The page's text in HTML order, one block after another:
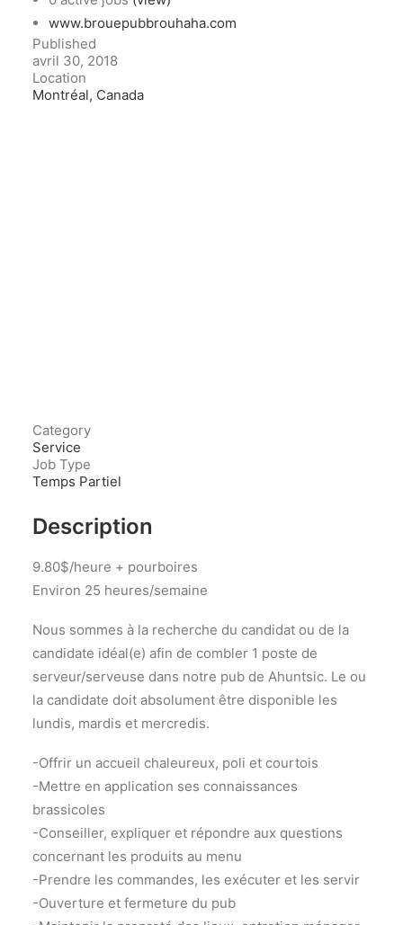
www.brouepubbrouhaha.com
Published
avril 30, 2018
Location
Montréal, Canada
Category
Service
Job Type
Temps Partiel
Description
9.80$/heure + pourboires
Environ 25 heures/semaine
Nous sommes à la recherche du candidat ou de la
candidate idéal(e) afin de combler 1 poste de
serveur/serveuse dans notre pub de Ahuntsic. Le ou
la candidate doit absolument être disponible les
lundis, mardis et mercredis.
-Offrir un accueil chaleureux, poli et courtois
-Mettre en application ses connaissances
brassicoles
-Conseiller, expliquer et répondre aux questions
concernant les produits au menu
-Prendre les commandes, les exécuter et les servir
-Ouverture et fermeture du pub